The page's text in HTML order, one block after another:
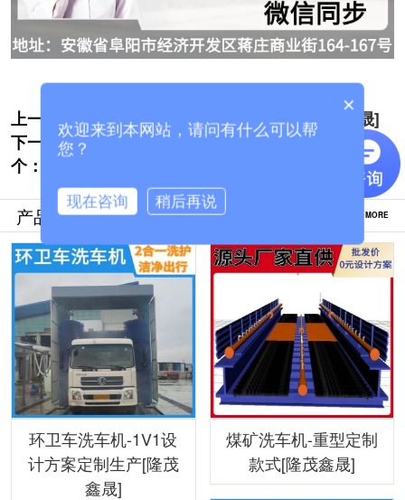
上一个: 锦州隧道式电脑洗车机哪家实惠[隆茂鑫晟]
下一
个：
搅拌站龙门洗车机生产商哪家好[隆茂鑫晟]
产品推荐 MORE
环卫车洗车机-1V1设
计方案定制生产[隆茂
鑫晟]
煤矿洗车机-重型定制
款式[隆茂鑫晟]
×
欢迎来到本网站，请问有什么可以帮
您？
现在咨询 稍后再说